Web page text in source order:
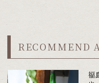
RECOMMEND
福